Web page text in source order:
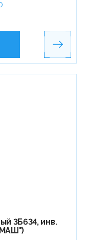
3Б634, инв.